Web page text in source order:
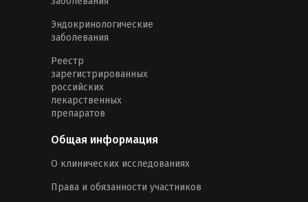
Эндокринологические
заболевания
Реестр
зарегистрированных
российских
лекарственных
препаратов
Общая информация
О клинических исследованиях
Права и обязанности участников